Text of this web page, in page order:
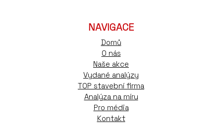
NAVIGACE
Domů
O nás
Naše akce
Vydané analýzy
TOP stavební firma
Analýza na míru
Pro média
Kontakt